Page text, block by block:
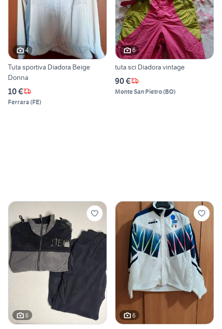
4
Tuta sportiva Diadora Beige
Donna
10 €
Ferrara (FE)
6
tuta sci Diadora vintage
90 €
Monte San Pietro(BO)
6 6